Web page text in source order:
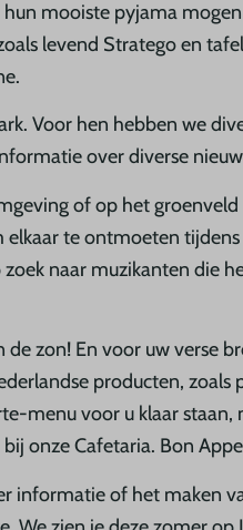
mooiste pyjama
levend Stratego en
Voor hen hebben we
over diverse
of op het
te ontmoeten
naar muzikanten die
zon! En voor uw verse
producten, zoals
menu voor u klaar
onze Cafetaria. Bon
informatie of het maken